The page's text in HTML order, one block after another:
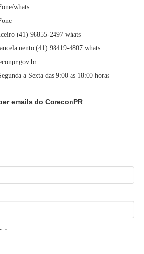
whats
(41) 98855-2497 whats
(41) 98419-4807 whats
a Sexta das 9:00 as 18:00 horas
emails do CoreconPR